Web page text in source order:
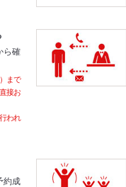
ら確
まで
接お
われ
約成